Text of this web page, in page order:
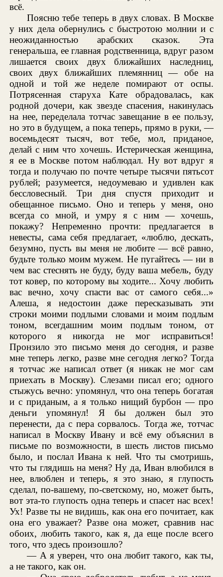
всё.
Поясню тебе теперь в двух словах. В Москве
у них дела обернулись с быстротою молнии и с
неожиданностью арабских сказок. Эта
генеральша, ее главная родственница, вдруг разом
лишается своих двух ближайших наследниц,
своих двух ближайших племянниц — обе на
одной и той же неделе помирают от оспы.
Потрясенная старуха Кате обрадовалась, как
родной дочери, как звезде спасения, накинулась
на нее, переделала тотчас завещание в ее пользу,
но это в будущем, а пока теперь, прямо в руки, —
восемьдесят тысяч, вот тебе, мол, приданое,
делай с ним что хочешь. Истерическая женщина,
я ее в Москве потом наблюдал. Ну вот вдруг я
тогда и получаю по почте четыре тысячи пятьсот
рублей; разумеется, недоумеваю и удивлен как
бессловесный. Три дня спустя приходит и
обещанное письмо. Оно и теперь у меня, оно
всегда со мной, и умру я с ним — хочешь,
покажу? Непременно прочти: предлагается в
невесты, сама себя предлагает, «люблю, дескать,
безумно, пусть вы меня не любите — всё равно,
будьте только моим мужем. Не пугайтесь — ни в
чем вас стеснять не буду, буду ваша мебель, буду
тот ковер, по которому вы ходите... Хочу любить
вас вечно, хочу спасти вас от самого себя...»
Алеша, я недостоин даже пересказывать эти
строки моими подлыми словами и моим подлым
тоном, всегдашним моим подлым тоном, от
которого я никогда не мог исправиться!
Пронзило это письмо меня до сегодня, и разве
мне теперь легко, разве мне сегодня легко? Тогда
я тотчас же написал ответ (я никак не мог сам
приехать в Москву). Слезами писал его; одного
стыжусь вечно: упомянул, что она теперь богатая
и с приданым, а я только нищий бурбон — про
деньги упомянул! Я бы должен был это
перенести, да с пера сорвалось. Тогда же, тотчас
написал в Москву Ивану и всё ему объяснил в
письме по возможности, в шесть листов письмо
было, и послал Ивана к ней. Что ты смотришь,
что ты глядишь на меня? Ну да, Иван влюбился в
нее, влюблен и теперь, я это знаю, я глупость
сделал, по-вашему, по-светскому, но, может быть,
вот эта-то глупость одна теперь и спасет нас всех!
Ух! Разве ты не видишь, как она его почитает, как
она его уважает? Разве она может, сравнив нас
обоих, любить такого, как я, да еще после всего
того, что здесь произошло?
— А я уверен, что она любит такого, как ты,
а не такого, как он.